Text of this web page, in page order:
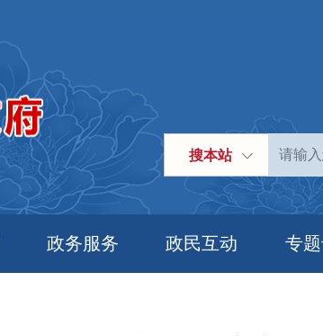
搜本站
政务服务 政民互动 专